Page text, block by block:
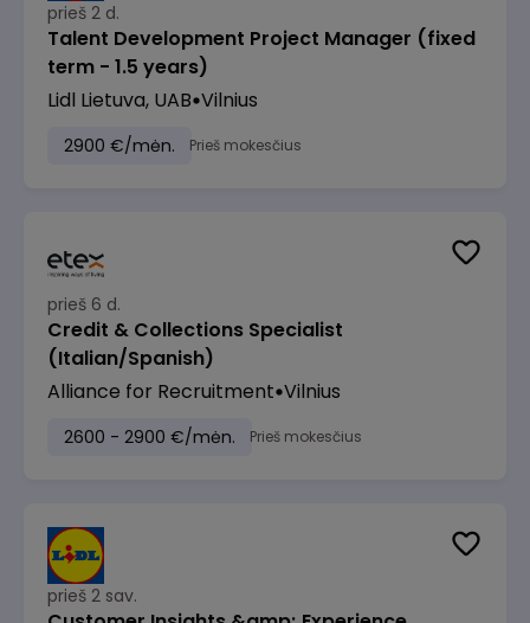
prieš 2 d.
Talent Development Project Manager (fixed
term - 1.5 years)
Lidl Lietuva, UAB Vilnius
2900 €/mėn. Prieš mokesčius
prieš 6 d.
Credit & Collections Specialist
(Italian/Spanish)
Alliance for Recruitment Vilnius
2600 - 2900 €/mėn. Prieš mokesčius
prieš 2 sav.